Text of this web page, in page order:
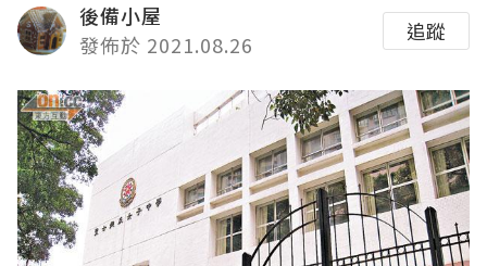
後備小屋
發佈於 2021.08.26
追蹤